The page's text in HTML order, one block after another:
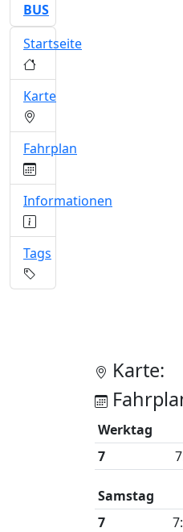
Karte:
Werktag
7
Samstag
7
BUS
Startseite
Karte
Fahrplan
Informationen
Tags